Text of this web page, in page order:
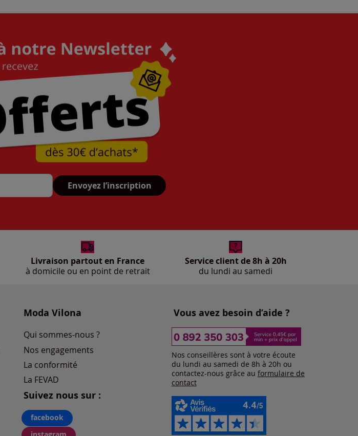
Envoyez l’inscription
Livraison partout en France
à domicile ou en point de retrait
Service client de 8h à 20h
du lundi au samedi
Moda Vilona
Qui sommes-nous ?
Nos engagements
La conformité
La FEVAD
Suivez nous sur :
facebook
instagram
Vous avez besoin d’aide ?
Nos conseillères sont à votre écoute
du lundi au samedi de 8h à 20h ou
contactez-nous grâce au formulaire de
contact